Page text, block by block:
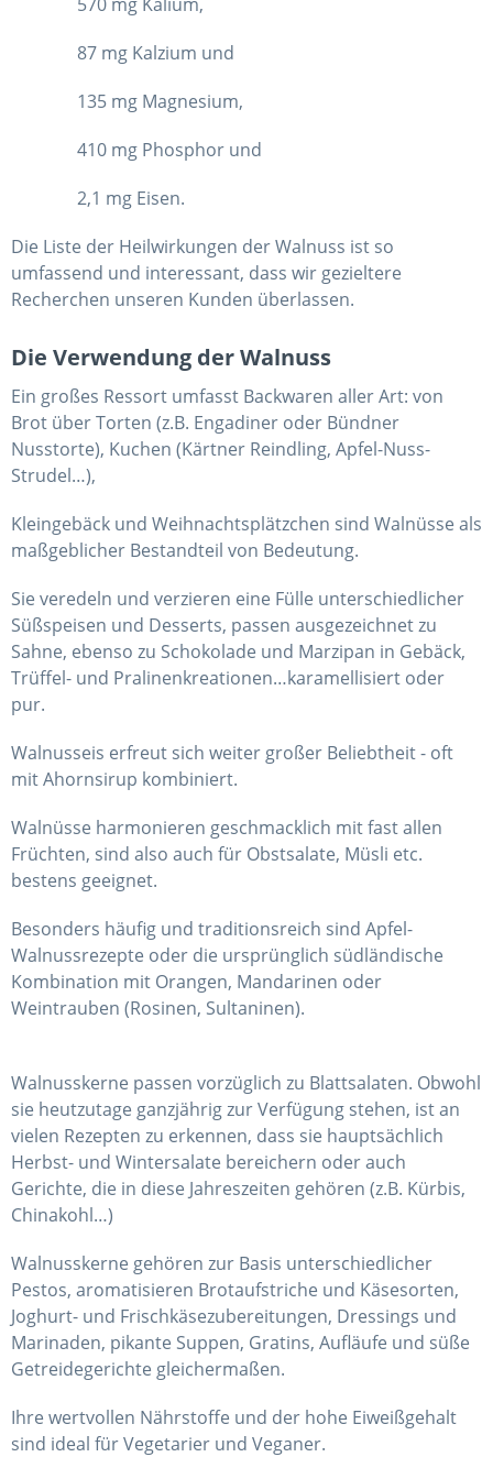
87 mg Kalzium und
135 mg Magnesium,
410 mg Phosphor und
2,1 mg Eisen.
Die Liste der Heilwirkungen der Walnuss ist so
umfassend und interessant, dass wir gezieltere
Recherchen unseren Kunden überlassen.
Die Verwendung der Walnuss
Ein großes Ressort umfasst Backwaren aller Art: von
Brot über Torten (z.B. Engadiner oder Bündner
Nusstorte), Kuchen (Kärtner Reindling, Apfel-Nuss-
Strudel…),
Kleingebäck und Weihnachtsplätzchen sind Walnüsse als
maßgeblicher Bestandteil von Bedeutung.
Sie veredeln und verzieren eine Fülle unterschiedlicher
Süßspeisen und Desserts, passen ausgezeichnet zu
Sahne, ebenso zu Schokolade und Marzipan in Gebäck,
Trüffel- und Pralinenkreationen…karamellisiert oder
pur.
Walnusseis erfreut sich weiter großer Beliebtheit - oft
mit Ahornsirup kombiniert.
Walnüsse harmonieren geschmacklich mit fast allen
Früchten, sind also auch für Obstsalate, Müsli etc.
bestens geeignet.
Besonders häufig und traditionsreich sind Apfel-
Walnussrezepte oder die ursprünglich südländische
Kombination mit Orangen, Mandarinen oder
Weintrauben (Rosinen, Sultaninen).
Walnusskerne passen vorzüglich zu Blattsalaten. Obwohl
sie heutzutage ganzjährig zur Verfügung stehen, ist an
vielen Rezepten zu erkennen, dass sie hauptsächlich
Herbst- und Wintersalate bereichern oder auch
Gerichte, die in diese Jahreszeiten gehören (z.B. Kürbis,
Chinakohl…)
Walnusskerne gehören zur Basis unterschiedlicher
Pestos, aromatisieren Brotaufstriche und Käsesorten,
Joghurt- und Frischkäsezubereitungen, Dressings und
Marinaden, pikante Suppen, Gratins, Aufläufe und süße
Getreidegerichte gleichermaßen.
Ihre wertvollen Nährstoffe und der hohe Eiweißgehalt
sind ideal für Vegetarier und Veganer.